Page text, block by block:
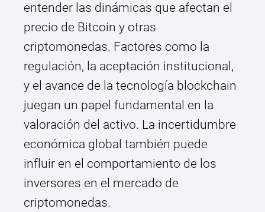
entender las dinámicas que afectan el
precio de Bitcoin y otras
criptomonedas. Factores como la
regulación, la aceptación institucional,
y el avance de la tecnología blockchain
juegan un papel fundamental en la
valoración del activo. La incertidumbre
económica global también puede
influir en el comportamiento de los
inversores en el mercado de
criptomonedas.